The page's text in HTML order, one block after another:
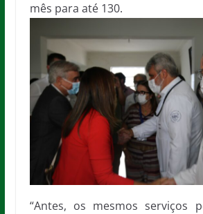
mês para até 130.
“Antes, os mesmos serviços